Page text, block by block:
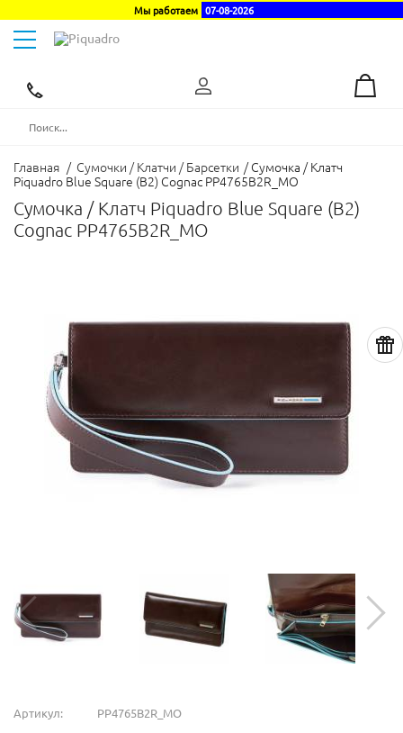
Мы работаем 07-08-2026
Toggle
navigation
Главная / Сумочки / Клатчи / Барсетки / Сумочка / Клатч
Piquadro Blue Square (B2) Cognac PP4765B2R_MO
Сумочка / Клатч Piquadro Blue Square (B2)
Cognac PP4765B2R_MO
Артикул: PP4765B2R_MO